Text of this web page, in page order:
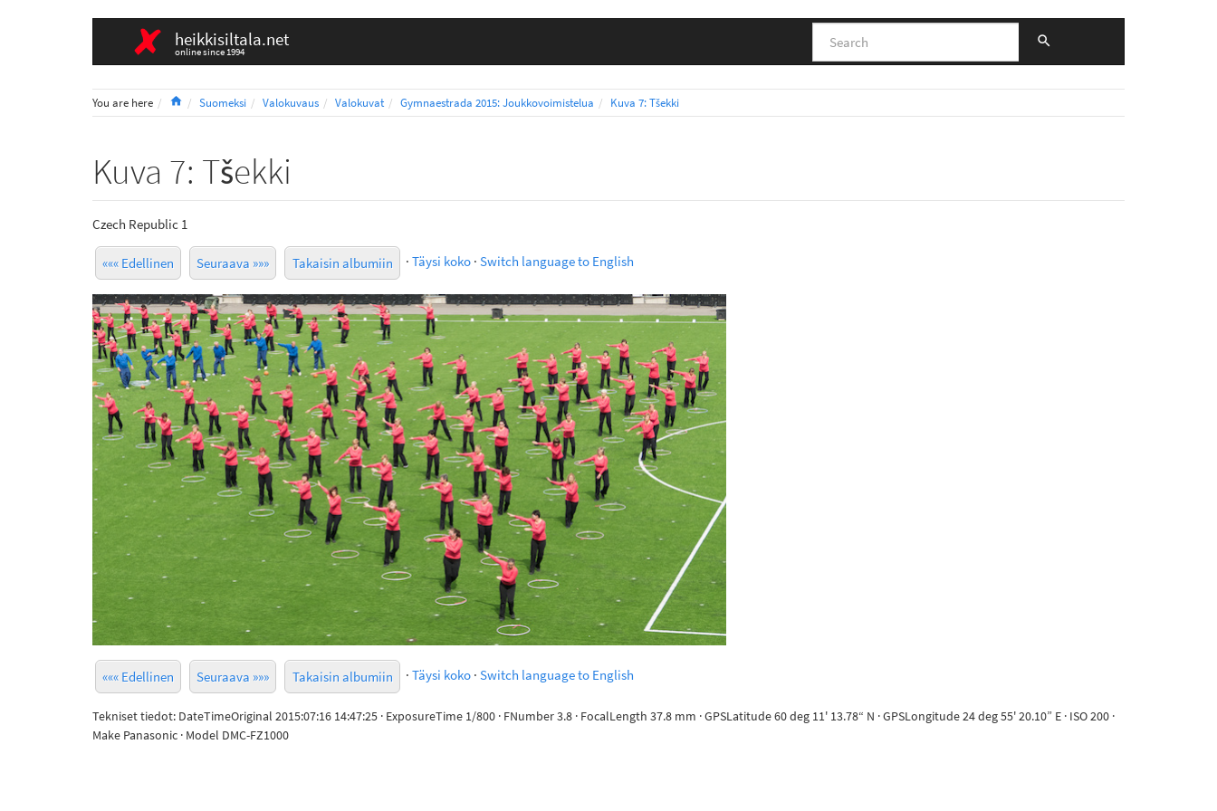
heikkisiltala.net
online since 1994
You are here HomeSuomeksi Valokuvaus Valokuvat Gymnaestrada 2015: Joukkovoimistelua Kuva 7: Tšekki
Kuva 7: Tšekki
Czech Republic 1
««« Edellinen Seuraava »»» Takaisin albumiin · Täysi koko · Switch language to English
««« Edellinen Seuraava »»» Takaisin albumiin · Täysi koko · Switch language to English
Tekniset tiedot: DateTimeOriginal 2015:07:16 14:47:25 · ExposureTime 1/800 · FNumber 3.8 · FocalLength 37.8 mm · GPSLatitude 60 deg 11' 13.78“ N · GPSLongitude 24 deg 55' 20.10” E · ISO 200 ·
Make Panasonic · Model DMC-FZ1000